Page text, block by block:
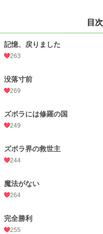
目次
記憶、戻りました
263
没落寸前
269
ズボラには修羅の国
249
ズボラ界の救世主
244
魔法がない
264
完全勝利
255